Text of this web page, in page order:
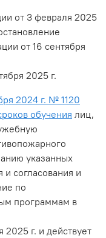
от 3 февраля 2025
от 16 сентября
2025 г.
2024 г. № 1120
обучения лиц,
указанных
согласования и
по
программам в
2025 г. и действует